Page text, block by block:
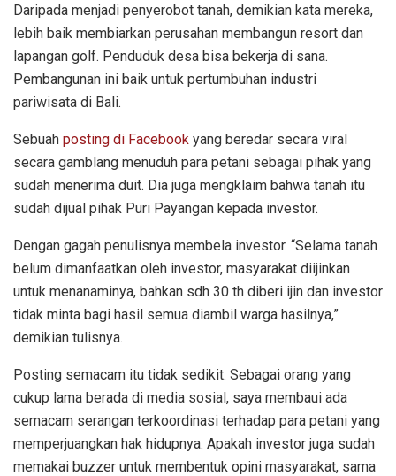
Daripada menjadi penyerobot tanah, demikian kata mereka,
lebih baik membiarkan perusahan membangun resort dan
lapangan golf. Penduduk desa bisa bekerja di sana.
Pembangunan ini baik untuk pertumbuhan industri
pariwisata di Bali.
Sebuah posting di Facebook yang beredar secara viral
secara gamblang menuduh para petani sebagai pihak yang
sudah menerima duit. Dia juga mengklaim bahwa tanah itu
sudah dijual pihak Puri Payangan kepada investor.
Dengan gagah penulisnya membela investor. “Selama tanah
belum dimanfaatkan oleh investor, masyarakat diijinkan
untuk menanaminya, bahkan sdh 30 th diberi ijin dan investor
tidak minta bagi hasil semua diambil warga hasilnya,”
demikian tulisnya.
Posting semacam itu tidak sedikit. Sebagai orang yang
cukup lama berada di media sosial, saya membaui ada
semacam serangan terkoordinasi terhadap para petani yang
memperjuangkan hak hidupnya. Apakah investor juga sudah
memakai buzzer untuk membentuk opini masyarakat, sama